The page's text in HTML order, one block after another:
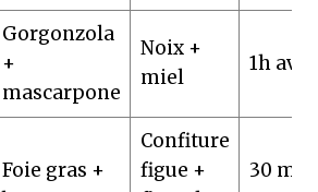
Gorgonzola
+
mascarpone
Noix +
miel
1h
Foie gras +
Confiture
figue +
30 min